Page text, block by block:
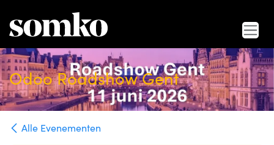
Odoo Roadshow Gent
Alle Evenementen